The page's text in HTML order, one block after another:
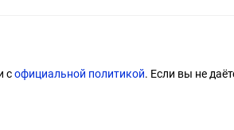
софициальной политикой. Если вы не